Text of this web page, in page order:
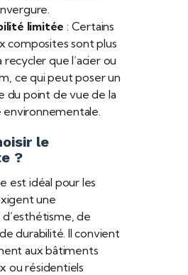
limitée : Certains
composites sont plus
recycler que l’acier ou
ce qui peut poser un
du point de vue de la
le
?
est idéal pour les
une
de
durabilité. Il convient
aux bâtiments
ou résidentiels